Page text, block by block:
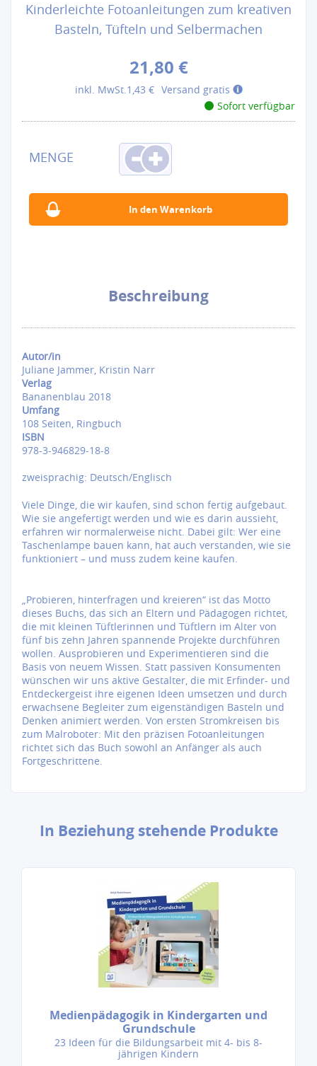
Kinderleichte Fotoanleitungen zum kreativen
Basteln, Tüfteln und Selbermachen
21,80 €
inkl. MwSt.1,43 € Versand gratis
Sofort verfügbar
Beschreibung
Autor/in
Juliane Jammer, Kristin Narr
Verlag
Bananenblau 2018
Umfang
108 Seiten, Ringbuch
ISBN
978-3-946829-18-8
zweisprachig: Deutsch/Englisch
Viele Dinge, die wir kaufen, sind schon fertig aufgebaut.
Wie sie angefertigt werden und wie es darin aussieht,
erfahren wir normalerweise nicht. Dabei gilt: Wer eine
Taschenlampe bauen kann, hat auch verstanden, wie sie
funktioniert – und muss zudem keine kaufen.
„Probieren, hinterfragen und kreieren“ ist das Motto
dieses Buchs, das sich an Eltern und Pädagogen richtet,
die mit kleinen Tüftlerinnen und Tüftlern im Alter von
fünf bis zehn Jahren spannende Projekte durchführen
wollen. Ausprobieren und Experimentieren sind die
Basis von neuem Wissen. Statt passiven Konsumenten
wünschen wir uns aktive Gestalter, die mit Erfinder- und
Entdeckergeist ihre eigenen Ideen umsetzen und durch
erwachsene Begleiter zum eigenständigen Basteln und
Denken animiert werden. Von ersten Stromkreisen bis
zum Malroboter: Mit den präzisen Fotoanleitungen
richtet sich das Buch sowohl an Anfänger als auch
Fortgeschrittene.
In Beziehung stehende Produkte
Medienpädagogik in Kindergarten und
Grundschule
23 Ideen für die Bildungsarbeit mit 4- bis 8-
jährigen Kindern